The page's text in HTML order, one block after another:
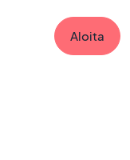
Aloita